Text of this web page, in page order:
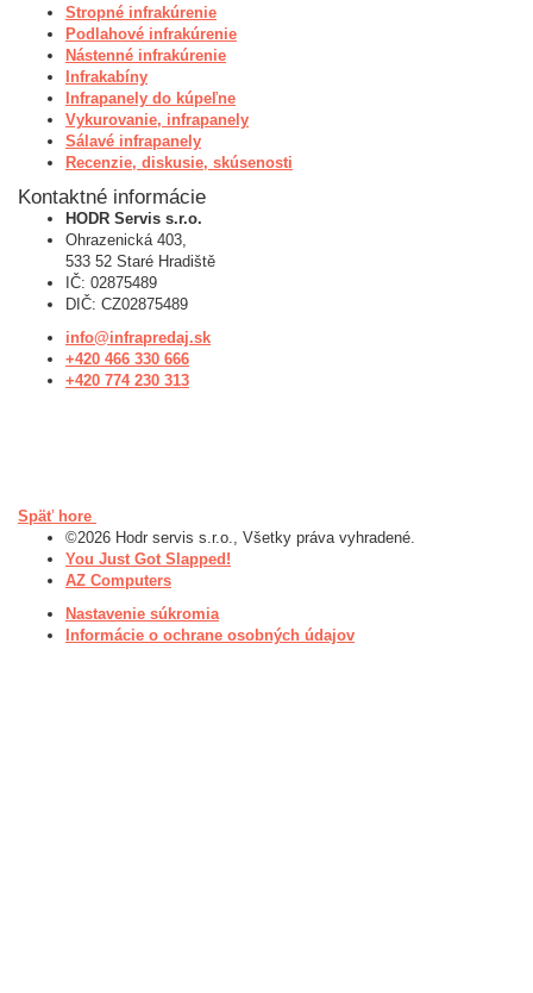
Stropné infrakúrenie
Podlahové infrakúrenie
Nástenné infrakúrenie
Infrakabíny
Infrapanely do kúpeľne
Vykurovanie, infrapanely
Sálavé infrapanely
Recenzie, diskusie, skúsenosti
Kontaktné informácie
HODR Servis s.r.o.
Ohrazenická 403,
533 52 Staré Hradiště
IČ: 02875489
DIČ: CZ02875489
info@infrapredaj.sk
+420 466 330 666
+420 774 230 313
Späť hore
©2026 Hodr servis s.r.o., Všetky práva vyhradené.
You Just Got Slapped!
AZ Computers
Nastavenie súkromia
Informácie o ochrane osobných údajov